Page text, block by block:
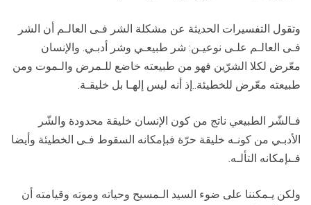
وتقول التفسيرات الحديثة عن مشكلة الشر فـى العالـم أن الشر
فـى العالـم علـى نوعيـن: شر طبيعـي وشر أدبـي. والإنسان
معّرض لكلا الشرّين فهو من طبيعته خاضع للـمرض والـموت ومن
طبيعته معّرض للخطيئة..إذ أنه ليس إلهـا بل خليقـة.
فـالشّر الطبيعي ناتج من كون الإنسان خليقة محدودة والشّر
الأدبـي من كونـه خليقة حرّة فبإمكانه السقوط فـى الخطيئة وأيضا
فـىإمكانه التألـه.
ولكن يـمكننا على ضوء السيد الـمسيح وحياته وموته وقيامته أن